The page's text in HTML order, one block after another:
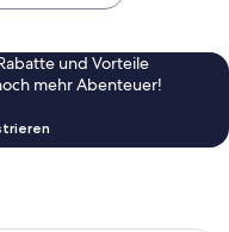
und Vorteile
mehr Abenteuer!